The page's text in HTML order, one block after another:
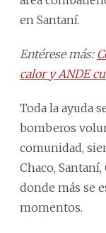
en Santaní.
Entérese más:
calor y ANDE
Toda la ayuda
bomberos
comunidad,
Chaco,
donde más se
momentos.